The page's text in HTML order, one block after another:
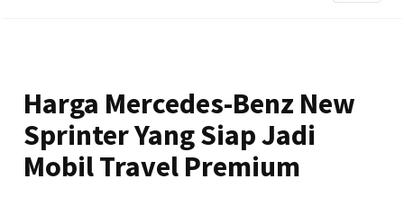
Harga Mercedes-Benz New
Sprinter Yang Siap Jadi
Mobil Travel Premium